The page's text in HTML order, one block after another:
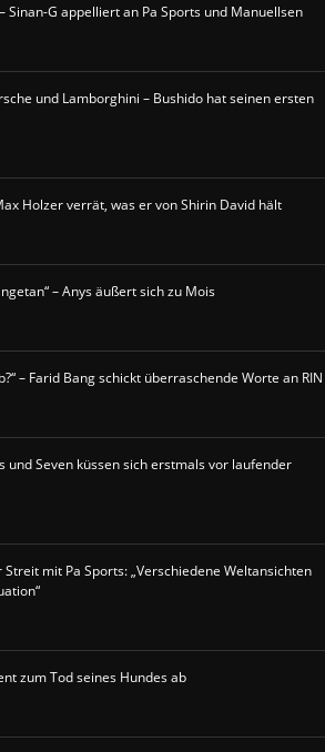
Sinan-G appelliert an Pa Sports und Manuellsen
und Lamborghini – Bushido hat seinen ersten
Holzer verrät, was er von Shirin David hält
– Anys äußert sich zu Mois
– Farid Bang schickt überraschende Worte an RIN
und Seven küssen sich erstmals vor laufender
mit Pa Sports: „Verschiedene Weltansichten
zum Tod seines Hundes ab